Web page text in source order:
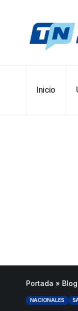
Inicio
Portada » Blog
NACIONALES